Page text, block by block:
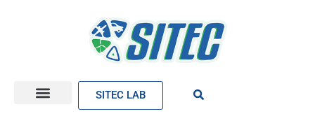
SITEC LAB